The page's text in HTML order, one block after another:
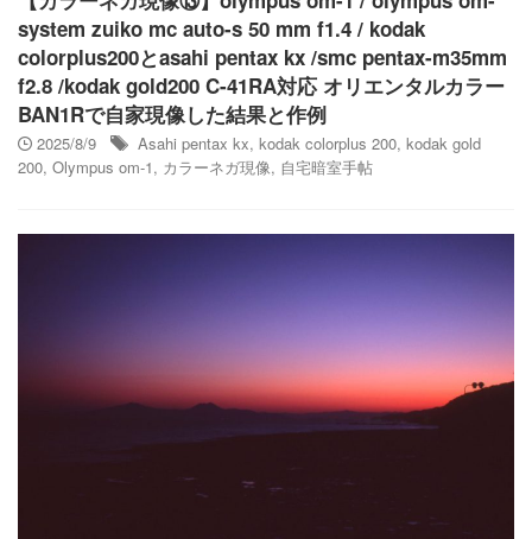
system zuiko mc auto-s 50 mm f1.4 / kodak
colorplus200とasahi pentax kx /smc pentax-m35mm
f2.8 /kodak gold200 C-41RA対応 オリエンタルカラー
BAN1Rで自家現像した結果と作例
2025/8/9 Asahi pentax kx, kodak colorplus 200, kodak gold
200, Olympus om-1, カラーネガ現像, 自宅暗室手帖